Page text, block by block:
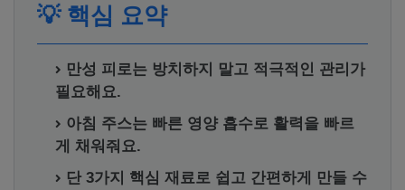
💡 핵심 요약
만성 피로는 방치하지 말고 적극적인 관리가
필요해요.
아침 주스는 빠른 영양 흡수로 활력을 빠르
게 채워줘요.
단 3가지 핵심 재료로 쉽고 간편하게 만들 수